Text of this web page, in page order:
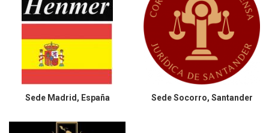
Sede Madrid, España Sede Socorro, Santander